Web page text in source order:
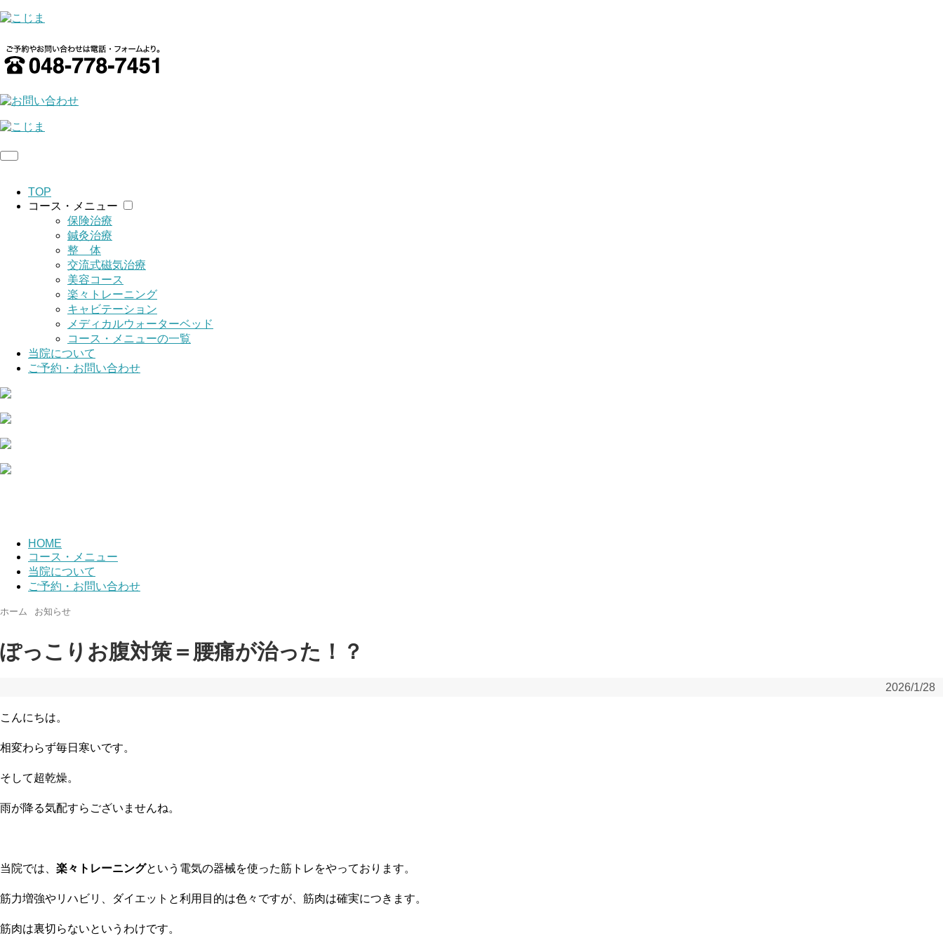
TOP
コース・メニュー
保険治療
鍼灸治療
整 体
交流式磁気治療
美容コース
楽々トレーニング
キャビテーション
メディカルウォーターベッド
コース・メニューの一覧
当院について
ご予約・お問い合わせ
HOME
コース・メニュー
当院について
ご予約・お問い合わせ
ホーム お知らせ
ぽっこりお腹対策＝腰痛が治った！？
2026/1/28
こんにちは。
相変わらず毎日寒いです。
そして超乾燥。
雨が降る気配すらございませんね。
当院では、 楽々トレーニングという電気の器械を使った筋トレをやっております。
筋力増強やリハビリ、ダイエットと利用目的は色々ですが、筋肉は確実につきます。
筋肉は裏切らないというわけです。